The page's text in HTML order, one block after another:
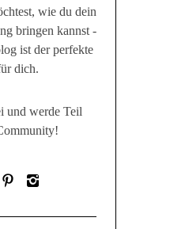
wie du dein
bringen kannst -
ist der perfekte
dich.
und werde Teil